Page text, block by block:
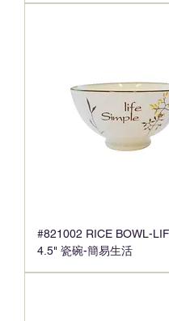
#821002 RICE BOWL-
4.5" 瓷碗-簡易生活